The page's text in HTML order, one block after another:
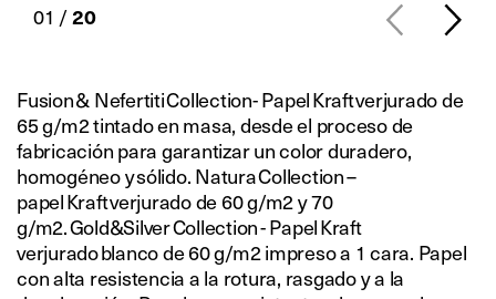
Fusion & Nefertiti Collection- Papel Kraft verjurado de
65 g/m2 tintado en masa, desde el proceso de
fabricación para garantizar un color duradero,
homogéneo y sólido. Natura Collection –
papel Kraft verjurado de 60 g/m2 y 70
g/m2. Gold&Silver Collection - Papel Kraft
verjurado blanco de 60 g/m2 impreso a 1 cara. Papel
con alta resistencia a la rotura, rasgado y a la
01 /20